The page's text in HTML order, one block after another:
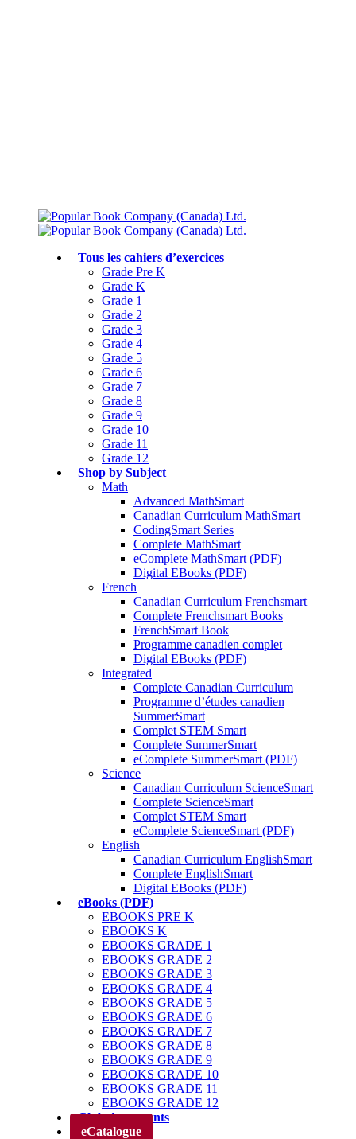
Tous les cahiers d’exercices
Grade Pre K
Grade K
Grade 1
Grade 2
Grade 3
Grade 4
Grade 5
Grade 6
Grade 7
Grade 8
Grade 9
Grade 10
Grade 11
Grade 12
Shop by Subject
Math
Advanced MathSmart
Canadian Curriculum MathSmart
CodingSmart Series
Complete MathSmart
eComplete MathSmart (PDF)
Digital EBooks (PDF)
French
Canadian Curriculum Frenchsmart
Complete Frenchsmart Books
FrenchSmart Book
Programme canadien complet
Digital EBooks (PDF)
Integrated
Complete Canadian Curriculum
Programme d’études canadien
SummerSmart
Complet STEM Smart
Complete SummerSmart
eComplete SummerSmart (PDF)
Science
Canadian Curriculum ScienceSmart
Complete ScienceSmart
Complet STEM Smart
eComplete ScienceSmart (PDF)
English
Canadian Curriculum EnglishSmart
Complete EnglishSmart
Digital EBooks (PDF)
eBooks (PDF)
EBOOKS PRE K
EBOOKS K
EBOOKS GRADE 1
EBOOKS GRADE 2
EBOOKS GRADE 3
EBOOKS GRADE 4
EBOOKS GRADE 5
EBOOKS GRADE 6
EBOOKS GRADE 7
EBOOKS GRADE 8
EBOOKS GRADE 9
EBOOKS GRADE 10
EBOOKS GRADE 11
EBOOKS GRADE 12
Club des parents
eCatalogue